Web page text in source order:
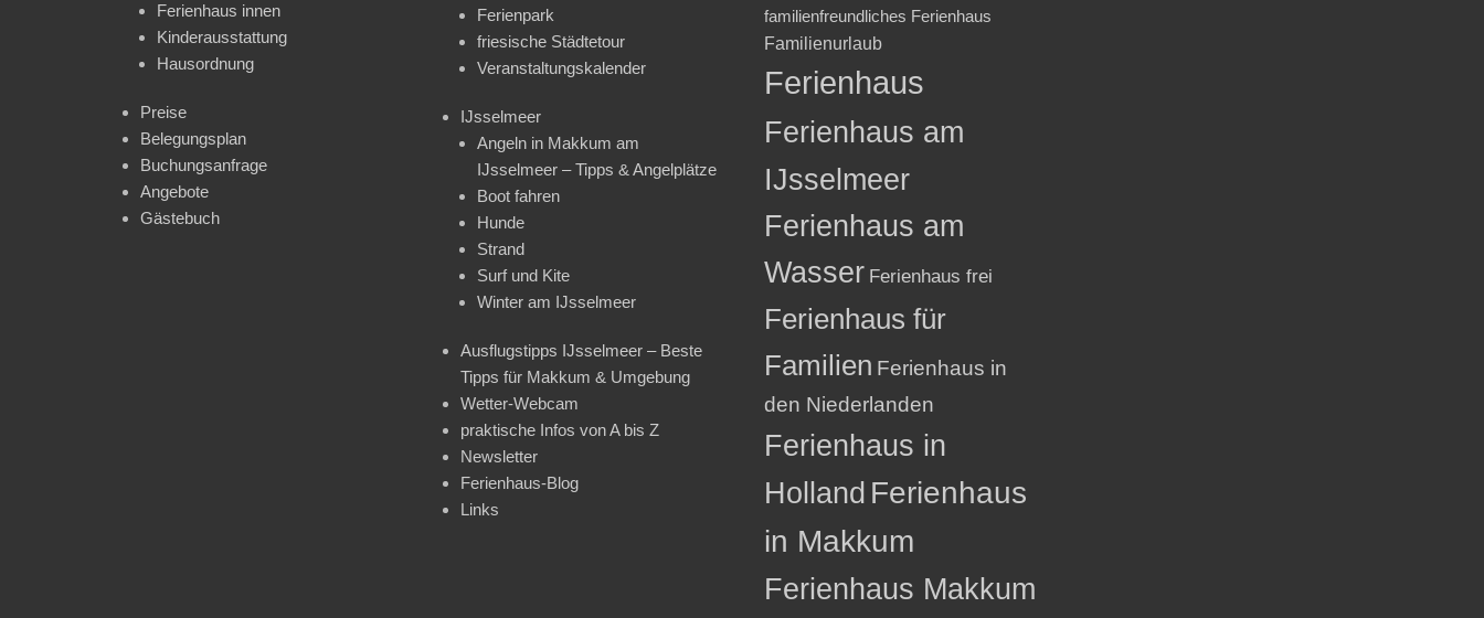
Ferienhaus innen
Kinderausstattung
Hausordnung
Preise
Belegungsplan
Buchungsanfrage
Angebote
Gästebuch
Ferienpark
friesische Städtetour
Veranstaltungskalender
IJsselmeer
Angeln in Makkum am
IJsselmeer – Tipps & Angelplätze
Boot fahren
Hunde
Strand
Surf und Kite
Winter am IJsselmeer
Ausflugstipps IJsselmeer – Beste
Tipps für Makkum & Umgebung
Wetter-Webcam
praktische Infos von A bis Z
Newsletter
Ferienhaus-Blog
Links
familienfreundliches Ferienhaus
Familienurlaub
Ferienhaus
Ferienhaus am
IJsselmeer
Ferienhaus am
Wasser Ferienhaus frei
Ferienhaus für
Familien Ferienhaus in
den Niederlanden
Ferienhaus in
Holland Ferienhaus
in Makkum
Ferienhaus Makkum